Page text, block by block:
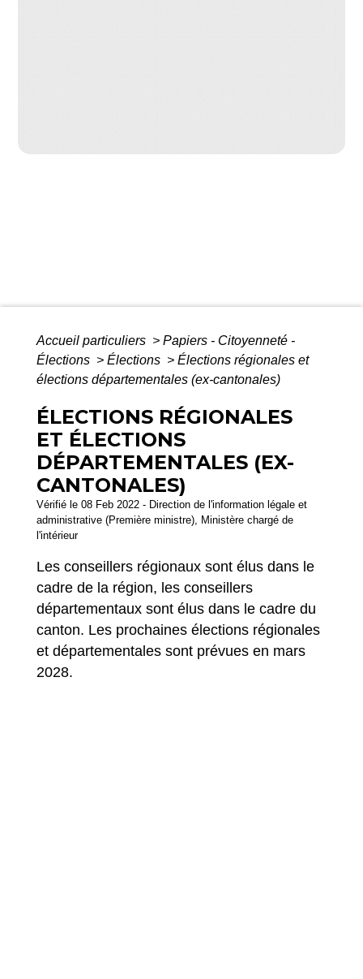
Accueil particuliers > Papiers - Citoyenneté -
Élections > Élections > Élections régionales et
élections départementales (ex-cantonales)
ÉLECTIONS RÉGIONALES
ET ÉLECTIONS
DÉPARTEMENTALES (EX-
CANTONALES)
Vérifié le 08 Feb 2022 - Direction de l'information légale et
administrative (Première ministre), Ministère chargé de
l'intérieur
Les conseillers régionaux sont élus dans le
cadre de la région, les conseillers
départementaux sont élus dans le cadre du
canton. Les prochaines élections régionales
et départementales sont prévues en mars
2028.